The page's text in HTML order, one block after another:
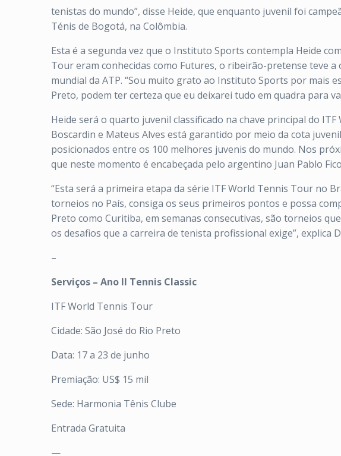
tenistas do mundo”, disse Heide, que enquanto juvenil foi
Ténis de Bogotá, na Colômbia.
Esta é a segunda vez que o Instituto Sports contempla Heide
Tour eram conhecidas como Futures, o ribeirão-pretense teve
mundial da ATP. “Sou muito grato ao Instituto Sports por mais
Preto, podem ter certeza que eu deixarei tudo em quadra para
Heide será o quarto juvenil classificado na chave principal do
Boscardin e Mateus Alves está garantido por meio da cota
posicionados entre os 100 melhores juvenis do mundo. Nos
que neste momento é encabeçada pelo argentino Juan Pablo
“Esta será a primeira etapa da série ITF World Tennis Tour no
torneios no País, consiga os seus primeiros pontos e possa
Preto como Curitiba, em semanas consecutivas, são torneios
os desafios que a carreira de tenista profissional exige”, explica
–
Serviços – Ano II Tennis Classic
ITF World Tennis Tour
Cidade: São José do Rio Preto
Data: 17 a 23 de junho
Premiação: US$ 15 mil
Sede: Harmonia Tênis Clube
Entrada Gratuita
—